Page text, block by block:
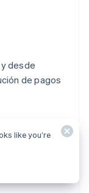
desde
de pagos
like you’re